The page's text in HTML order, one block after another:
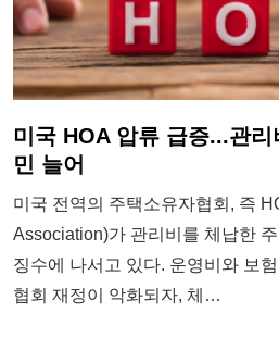
미국 HOA 압류 급증...관
민 늘어
미국 전역의 주택소유자협회, 즉
Association)가 관리비를 체납한
징수에 나서고 있다. 운영비와 보
협회 재정이 악화되자, 체…